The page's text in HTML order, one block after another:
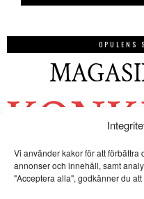
Vi använder kakor för att
annonser och innehåll, samt
"Acceptera alla", godkänner du
OPULENS